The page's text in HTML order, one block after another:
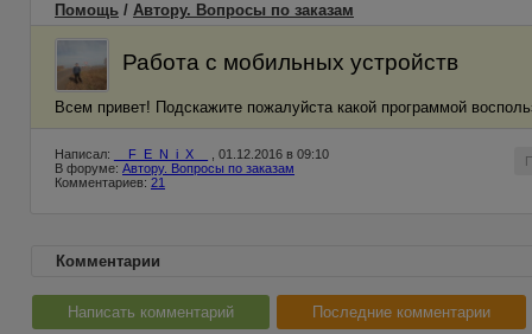
Помощь / Автору. Вопросы по заказам
Работа с мобильных устройств
Всем привет! Подскажите пожалуйста какой программой
Написал: __F_E_N_i_X__
, 01.12.2016 в 09:10
В форуме: Автору. Вопросы по заказам
Комментариев: 21
Комментарии
Написать комментарий Последние комментарии